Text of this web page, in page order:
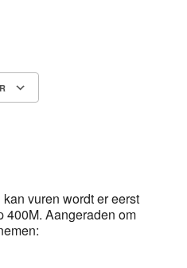
vuren wordt er eerst
400M. Aangeraden om